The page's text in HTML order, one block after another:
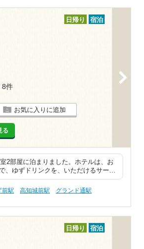
日帰り 宿泊
8件
お気に入りに追加
る
2部屋に泊まりました。ホテルは、お
、ゆずドリンクを、いただけるサー…
前駅 高知城前駅
グランド通駅
日帰り 宿泊